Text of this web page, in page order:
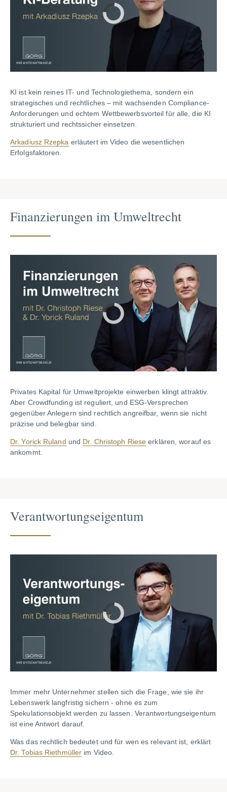
KI ist kein reines IT- und Technologiethema, sondern ein
strategisches und rechtliches – mit wachsenden Compliance-
Anforderungen und echtem Wettbewerbsvorteil für alle, die KI
strukturiert und rechtssicher einsetzen.
Arkadiusz Rzepka erläutert im Video die wesentlichen
Erfolgsfaktoren.
Finanzierungen im Umweltrecht
Privates Kapital für Umweltprojekte einwerben klingt attraktiv.
Aber Crowdfunding ist reguliert, und ESG-Versprechen
gegenüber Anlegern sind rechtlich angreifbar, wenn sie nicht
präzise und belegbar sind.
Dr. Yorick Ruland und Dr. Christoph Riese erklären, worauf es
ankommt.
Verantwortungseigentum
Immer mehr Unternehmer stellen sich die Frage, wie sie ihr
Lebenswerk langfristig sichern - ohne es zum
Spekulationsobjekt werden zu lassen. Verantwortungseigentum
ist eine Antwort darauf.
Was das rechtlich bedeutet und für wen es relevant ist, erklärt
Dr. Tobias Riethmüller im Video.